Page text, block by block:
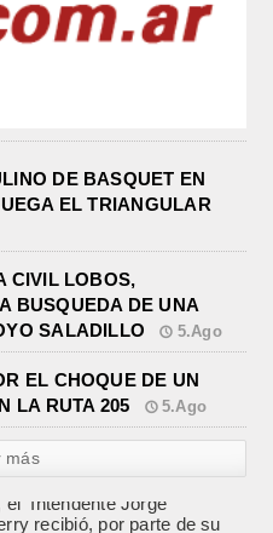
DE BASQUET EN
EL TRIANGULAR
CIVIL LOBOS,
BUSQUEDA DE UNA
SALADILLO
5.Ago
EL CHOQUE DE UN
LA RUTA 205
5.Ago
más
POR EL